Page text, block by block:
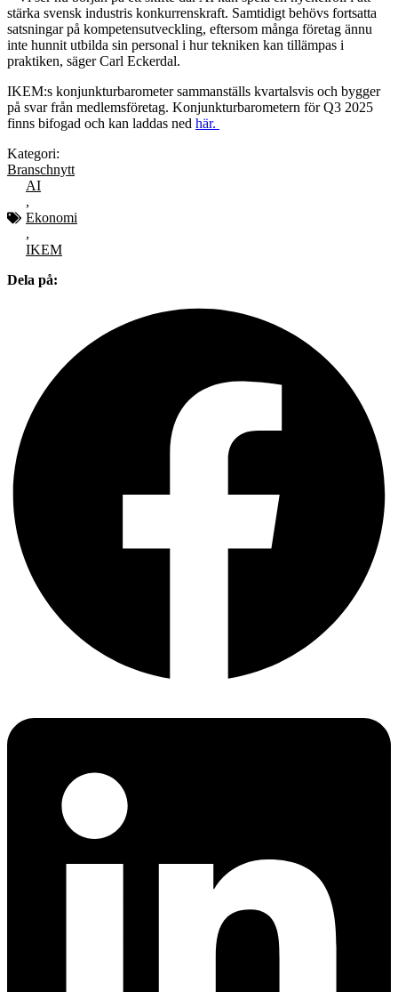
stärka svensk industris konkurrenskraft. Samtidigt behövs fortsatta
satsningar på kompetensutveckling, eftersom många företag ännu
inte hunnit utbilda sin personal i hur tekniken kan tillämpas i
praktiken, säger Carl Eckerdal.
IKEM:s konjunkturbarometer sammanställs kvartalsvis och bygger
på svar från medlemsföretag. Konjunkturbarometern för Q3 2025
finns bifogad och kan laddas ned här.
Kategori:
Branschnytt
AI
,
Ekonomi
,
IKEM
Dela på: